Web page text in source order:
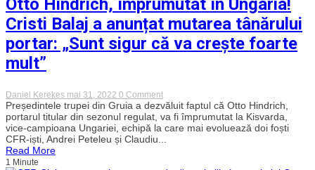
CFR
Cluj
Otto Hindrich, împrumutat în Ungaria!
Cristi Balaj a anunțat mutarea tânărului
portar: „Sunt sigur că va crește foarte
mult”
Daniel Kerekes mai 31, 2022 0 Commenton
Otto
Hindrich,
împrumutat
în
Ungaria!
Președintele trupei din Gruia a dezvăluit faptul că Otto Hindrich,
portarul titular din sezonul regulat, va fi împrumutat la Kisvarda,
vice-campioana Ungariei, echipă la care mai evoluează doi foști
CFR-iști, Andrei Peteleu și Claudiu...
Read More
1 Minute